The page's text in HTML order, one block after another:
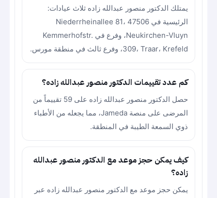
يمتلك الدكتور منصور عبدالله زاده ثلاث عيادات:
الرئيسية في Niederrheinallee 81، 47506
Neukirchen-Vluyn، وفرع في Kemmerhofstr.
309، Traar، Krefeld، وفرع ثالث في منطقة مورس.
كم عدد تقييمات الدكتور منصور عبدالله زاده؟
حصل الدكتور منصور عبدالله زاده على 59 تقييماً من
المرضى على منصة Jameda، مما يجعله من الأطباء
ذوي السمعة الطيبة في المنطقة.
كيف يمكن حجز موعد مع الدكتور منصور عبدالله
زاده؟
يمكن حجز موعد مع الدكتور منصور عبدالله زاده عبر